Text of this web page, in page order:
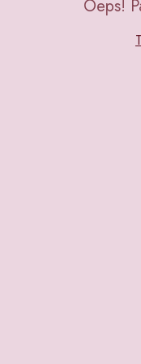
Oeps!